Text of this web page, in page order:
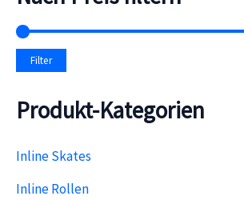
n
a
Filter
Produkt-Kategorien
Inline Skates
Inline Rollen